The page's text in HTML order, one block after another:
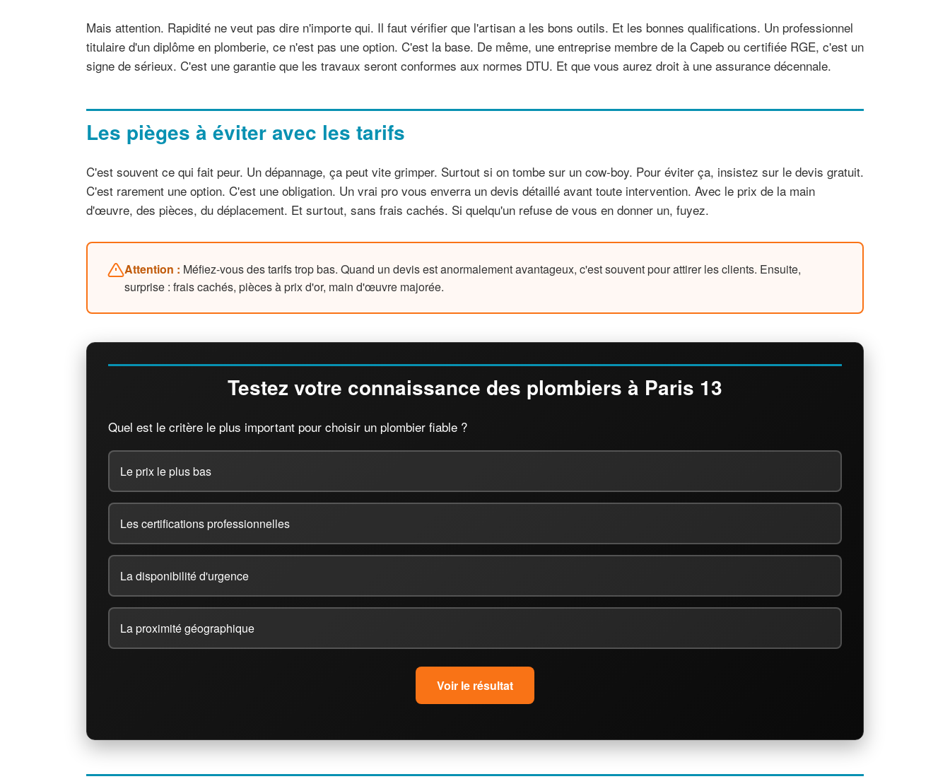
Mais attention. Rapidité ne veut pas dire n'importe qui. Il faut vérifier que l'artisan a les bons outils. Et les bonnes qualifications. Un professionnel
titulaire d'un diplôme en plomberie, ce n'est pas une option. C'est la base. De même, une entreprise membre de la Capeb ou certifiée RGE, c'est un
signe de sérieux. C'est une garantie que les travaux seront conformes aux normes DTU. Et que vous aurez droit à une assurance décennale.
Les pièges à éviter avec les tarifs
C'est souvent ce qui fait peur. Un dépannage, ça peut vite grimper. Surtout si on tombe sur un cow-boy. Pour éviter ça, insistez sur le devis gratuit.
C'est rarement une option. C'est une obligation. Un vrai pro vous enverra un devis détaillé avant toute intervention. Avec le prix de la main
d'œuvre, des pièces, du déplacement. Et surtout, sans frais cachés. Si quelqu'un refuse de vous en donner un, fuyez.
Attention : Méfiez-vous des tarifs trop bas. Quand un devis est anormalement avantageux, c'est souvent pour attirer les clients. Ensuite,
surprise : frais cachés, pièces à prix d'or, main d'œuvre majorée.
Testez votre connaissance des plombiers à Paris 13
Quel est le critère le plus important pour choisir un plombier fiable ?
Le prix le plus bas
Les certifications professionnelles
La disponibilité d'urgence
La proximité géographique
Voir le résultat